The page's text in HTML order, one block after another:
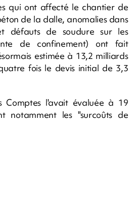
qui ont affecté le chantier de
de la dalle, anomalies dans
défauts de soudure sur les
de confinement) ont fait
estimée à 13,2 milliards
fois le devis initial de 3,3
Comptes l'avait évaluée à 19
notamment les "surcoûts de